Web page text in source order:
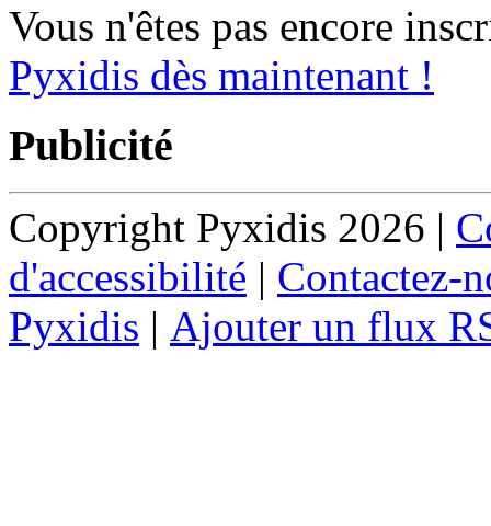
Vous n'êtes pas encore
Pyxidis dès maintenant !
Publicité
Copyright Pyxidis 2026 |
d'accessibilité | Contactez-
Pyxidis | Ajouter un flux